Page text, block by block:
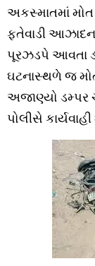
અકસ્માતમાં મોત
ફતેવાડી
પૂરઝડપે આવતા
ઘટનાસ્થળે જ
અજાણ્યો ડમ્પર
પોલીસે